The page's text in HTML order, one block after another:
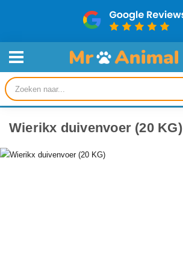
Producten
zoeken
Wierikx duivenvoer (20 KG)